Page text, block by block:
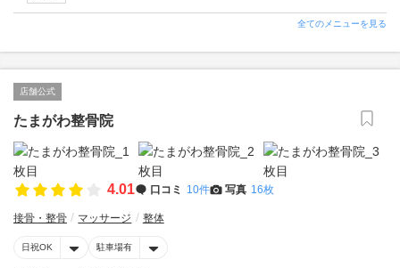
全てのメニューを見る
店舗公式
たまがわ整骨院
4.01 口コミ 10件 写真 16枚
接骨・整骨 マッサージ 整体
日祝OK 駐車場有